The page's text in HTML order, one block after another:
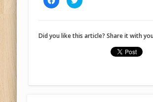
pour
partager
une
nouvelle
pour
une
nouvelle
Did you like this article? Share it with